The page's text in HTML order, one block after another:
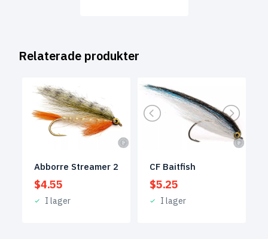
Relaterade produkter
Abborre Streamer 2
$4.55
I lager
CF Baitfish
$5.25
I lager